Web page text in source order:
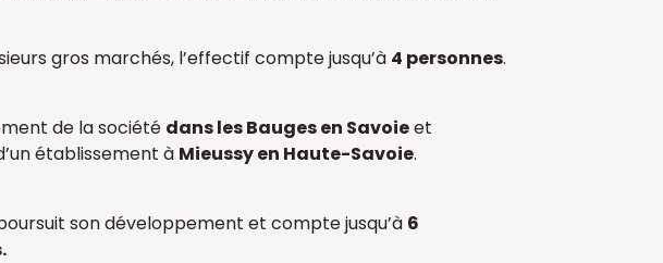
gros marchés, l’effectif compte jusqu’à 4 personnes.
de la société dans les Bauges en Savoieet
établissement à Mieussy en Haute-Savoie.
son développement et compte jusqu’à 6